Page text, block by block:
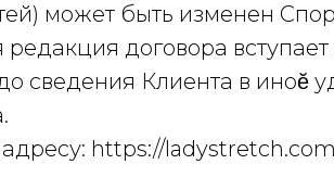
может быть изменен
договора
сведения Клиента в иноӗ
адресу: https://